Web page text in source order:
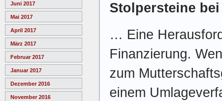
Juni 2017
Mai 2017
April 2017
März 2017
Februar 2017
Januar 2017
Dezember 2016
November 2016
Stolpersteine
… Eine
Finanzierung.
zum
einem